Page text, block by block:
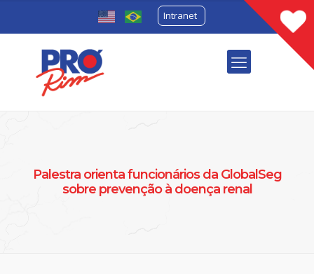
Intranet
Palestra orienta funcionários da GlobalSeg
sobre prevenção à doença renal